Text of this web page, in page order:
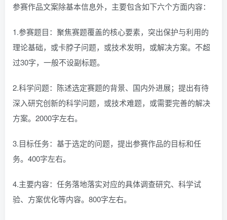
参赛作品文案除基本信息外，主要包含如下六个方面内容：
1.参赛题目：聚焦赛题覆盖的核心要素，突出保护与利用的
理论基础，或卡脖子问题，或技术发明，或解决方案。不超
过30字，一般不设副标题。
2.科学问题：陈述选定赛题的背景、国内外进展；提出有待
深入研究创新的科学问题，或技术难题，或需要完善的解决
方案。2000字左右。
3.目标任务：基于选定的问题，提出参赛作品的目标和任
务。400字左右。
4.主要内容：任务落地落实对应的具体调查研究、科学试
验、方案优化等内容。800字左右。